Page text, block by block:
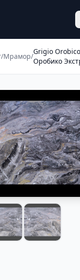
/Мрамор/
Grigio
Оробико